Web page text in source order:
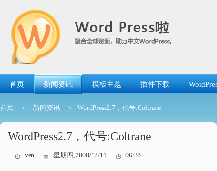
首页 新闻资讯 模板主题 插件下载
首页 > 新闻资讯 > WordPress2.7，代号:Coltrane
WordPress2.7，代号:Coltrane
ven 星期四,2008/12/11 06:33